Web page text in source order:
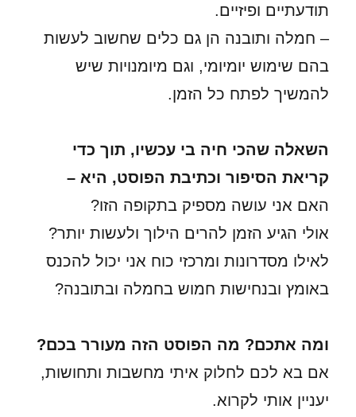
תודעתיים ופיזיים.
– חמלה ותובנה הן גם כלים שחשוב לעשות
בהם שימוש יומיומי, וגם מיומנויות שיש
להמשיך לפתח כל הזמן.
השאלה שהכי חיה בי עכשיו, תוך כדי
קריאת הסיפור וכתיבת הפוסט, היא –
האם אני עושה מספיק בתקופה הזו?
אולי הגיע הזמן להרים הילוך ולעשות יותר?
לאילו מסדרונות ומרכזי כוח אני יכול להכנס
באומץ ובנחישות חמוש בחמלה ובתובנה?
ומה אתכם? מה הפוסט הזה מעורר בכם?
אם בא לכם לחלוק איתי מחשבות ותחושות,
יעניין אותי לקרוא.